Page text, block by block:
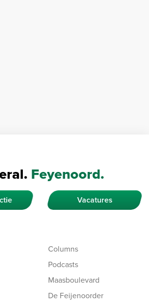
Feyenoord.
Vacatures
Columns
Podcasts
Maasboulevard
De Feijenoorder